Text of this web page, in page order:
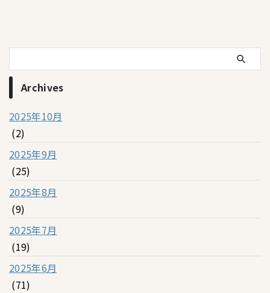
Archives
2025年10月
(2)
2025年9月
(25)
2025年8月
(9)
2025年7月
(19)
2025年6月
(71)